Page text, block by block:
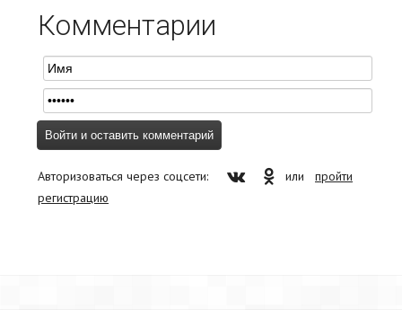
Комментарии
Авторизоваться через соцсети: или пройти
регистрацию